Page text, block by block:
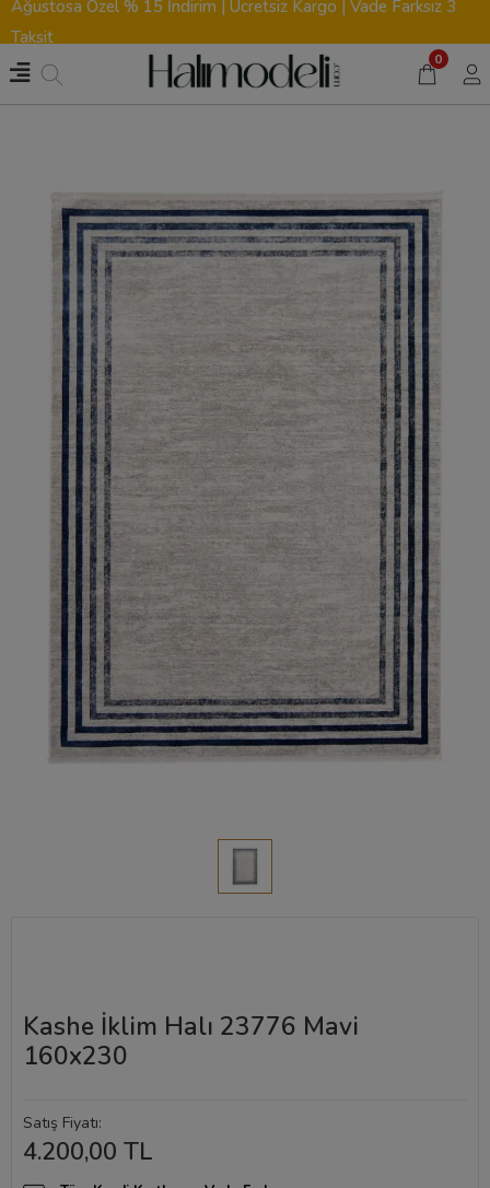
Ağustosa Özel % 15 İndirim | Ücretsiz Kargo | Vade Farksız 3
Taksit
0
Kashe İklim Halı 23776 Mavi
160x230
Satış Fiyatı:
4.200,00 TL